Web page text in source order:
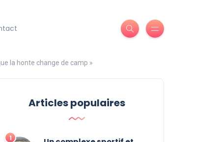
la honte change de camp »
Articles populaires